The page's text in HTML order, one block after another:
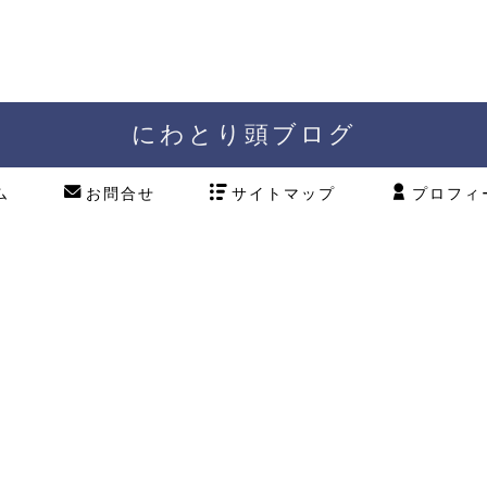
にわとり頭ブログ
お問合せ サイトマップ プロフィ